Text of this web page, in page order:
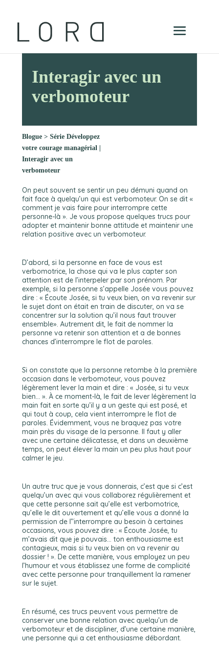
Interagir avec un
verbomoteur
Blogue> Série Développez
votre courage managérial |
Interagir avec un
verbomoteur
On peut souvent se sentir un peu démuni quand on
fait face à quelqu’un qui est verbomoteur. On se dit «
comment je vais faire pour interrompre cette
personne-là ». Je vous propose quelques trucs pour
adopter et maintenir bonne attitude et maintenir une
relation positive avec un verbomoteur.
D’abord, si la personne en face de vous est
verbomotrice, la chose qui va le plus capter son
attention est de l’interpeler par son prénom. Par
exemple, si la personne s’appelle Josée vous pouvez
dire : « Écoute Josée, si tu veux bien, on va revenir sur
le sujet dont on était en train de discuter, on va se
concentrer sur la solution qu’il nous faut trouver
ensemble». Autrement dit, le fait de nommer la
personne va retenir son attention et a de bonnes
chances d’interrompre le flot de paroles.
Si on constate que la personne retombe à la première
occasion dans le verbomoteur, vous pouvez
légèrement lever la main et dire : « Josée, si tu veux
bien… ». À ce moment-là, le fait de lever légèrement la
main fait en sorte qu’il y a un geste qui est posé, et
qui tout à coup, cela vient interrompre le flot de
paroles. Évidemment, vous ne braquez pas votre
main près du visage de la personne. Il faut y aller
avec une certaine délicatesse, et dans un deuxième
temps, on peut élever la main un peu plus haut pour
calmer le jeu.
Un autre truc que je vous donnerais, c’est que si c’est
quelqu’un avec qui vous collaborez régulièrement et
que cette personne sait qu’elle est verbomotrice,
qu’elle le dit ouvertement et qu’elle vous a donné la
permission de l’’interrompre au besoin à certaines
occasions, vous pouvez dire : « Écoute Josée, tu
m’avais dit que je pouvais… ton enthousiasme est
contagieux, mais si tu veux bien on va revenir au
dossier ! ». De cette manière, vous employez un peu
l’humour et vous établissez une forme de complicité
avec cette personne pour tranquillement la ramener
sur le sujet.
En résumé, ces trucs peuvent vous permettre de
conserver une bonne relation avec quelqu’un de
verbomoteur et de discipliner, d’une certaine manière,
une personne qui a cet enthousiasme débordant.